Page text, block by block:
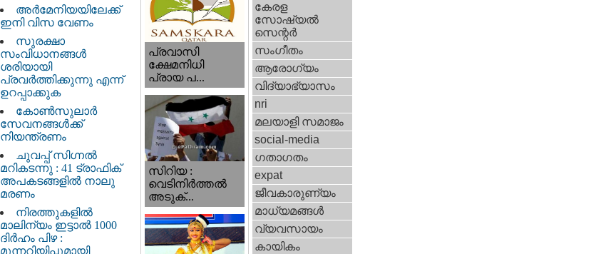
അർമേനിയയിലേക്ക്
ഇനി വിസ വേണം
സുരക്ഷാ
സംവിധാനങ്ങൾ
ശരിയായി
പ്രവർത്തിക്കുന്നു എന്ന്
ഉറപ്പാക്കുക
കോൺസുലാർ
സേവനങ്ങൾക്ക്
നിയന്ത്രണം
ചുവപ്പ് സിഗ്നൽ
മറികടന്നു : 41 ട്രാഫിക്
അപകടങ്ങളിൽ നാലു
മരണം
നിരത്തുകളിൽ
മാലിന്യം ഇട്ടാൽ 1000
ദിർഹം പിഴ :
മുന്നറിയിപ്പുമായി
പ്രവാസി
ക്ഷേമനിധി
പ്രായ പ...
സിറിയ :
വെടിനിർത്തൽ
അടുക്...
കേരള
സോഷ്യല്‍
സെന്റര്‍
സംഗീതം
ആരോഗ്യം
വിദ്യാഭ്യാസം
nri
മലയാളി സമാജം
social-media
ഗതാഗതം
expat
ജീവകാരുണ്യം
മാധ്യമങ്ങള്‍
വ്യവസായം
കായികം